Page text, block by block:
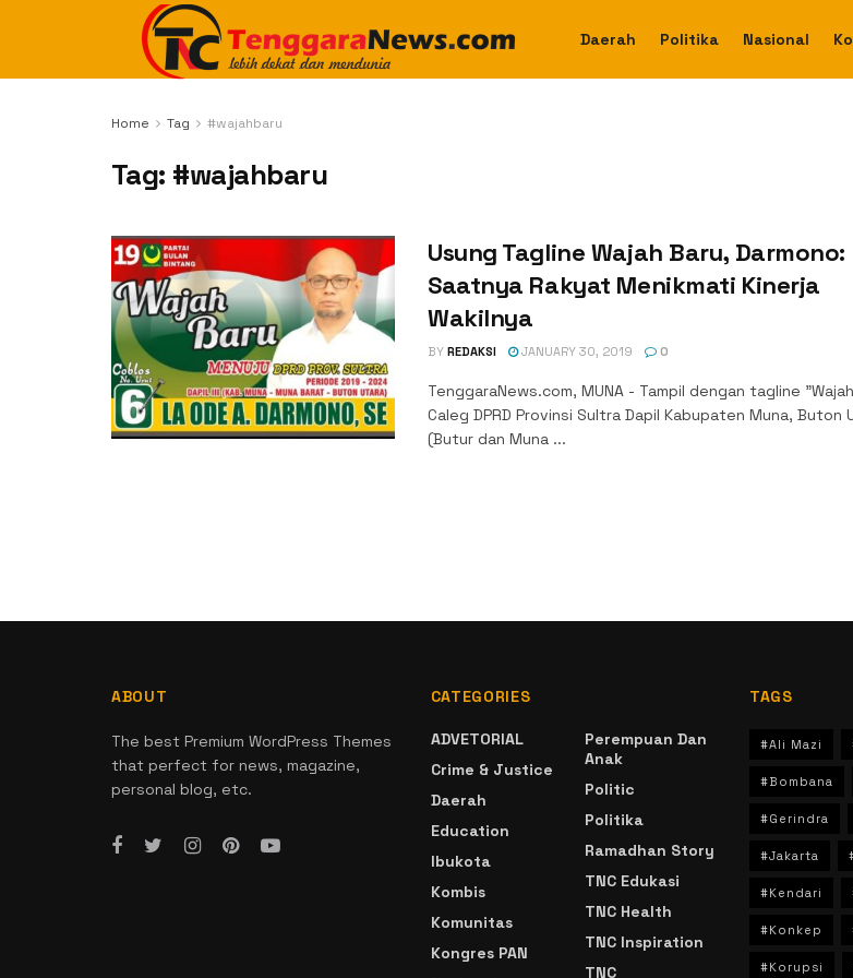
Daerah Politika Nasional
Home Tag #wajahbaru
Tag: #wajahbaru
Usung Tagline Wajah Baru, Darmono:
Saatnya Rakyat Menikmati Kinerja
Wakilnya
BY REDAKSI JANUARY 30, 2019 0
TenggaraNews.com, MUNA - Tampil dengan tagline
Caleg DPRD Provinsi Sultra Dapil Kabupaten Muna, Buton
(Butur dan Muna ...
ABOUT
The best Premium WordPress Themes
that perfect for news, magazine,
personal blog, etc.
CATEGORIES
ADVETORIAL
Crime & Justice
Daerah
Education
Ibukota
Kombis
Komunitas
Kongres PAN
Perempuan Dan
Anak
Politic
Politika
Ramadhan Story
TNC Edukasi
TNC Health
TNC Inspiration
TNC
TAGS
#Ali Mazi
#Bombana
#Gerindra
#Jakarta
#Kendari
#Konkep
#Korupsi